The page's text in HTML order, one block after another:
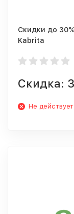
Скидки до
Kabrita
Скидка:
Не действует